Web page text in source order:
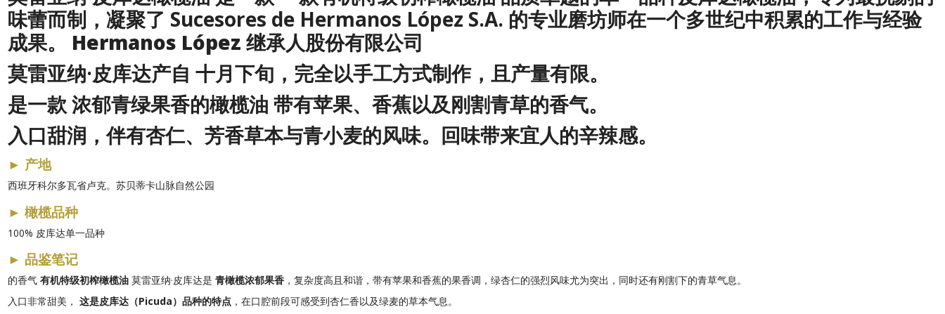
味蕾而制， 凝聚了 Sucesores de Hermanos López S.A. 的专业磨坊师在一个多世纪中积累的工作与经验
成果。 Hermanos López 继承人股份有限公司
莫雷亚纳·皮库达产自 十月下旬 ，完全以手工方式制作，且产量有限。
是一款 浓郁青绿果香的橄榄油 带有苹果、香蕉以及刚割青草的香气。
入口甜润，伴有杏仁、芳香草本与青小麦的风味。回味带来宜人的辛辣感。
► 产地
西班牙科尔多瓦省卢克。苏贝蒂卡山脉自然公园
► 橄榄品种
100% 皮库达单一品种
► 品鉴笔记
的香气 有机特级初榨橄榄油莫雷亚纳·皮库达是 青橄榄浓郁果香，复杂度高且和谐，带有苹果和香蕉的果香调，绿杏仁的强烈风味尤为突出，同时还有刚割下的青草气息。
入口非常甜美， 这是皮库达（Picuda）品种的特点，在口腔前段可感受到杏仁香以及绿麦的草本气息。